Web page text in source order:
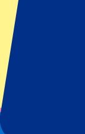
Beliebte Events